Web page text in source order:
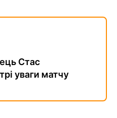
Стас
уваги матчу